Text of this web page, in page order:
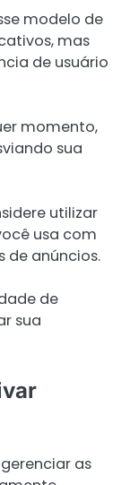
modelo de
mas
de usuário
momento,
sua
utilizar
usa com
de anúncios.
de
sua
as